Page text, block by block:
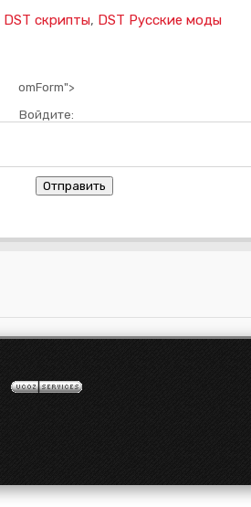
DST скрипты, DST Русские моды
omForm">
Войдите:
Отправить